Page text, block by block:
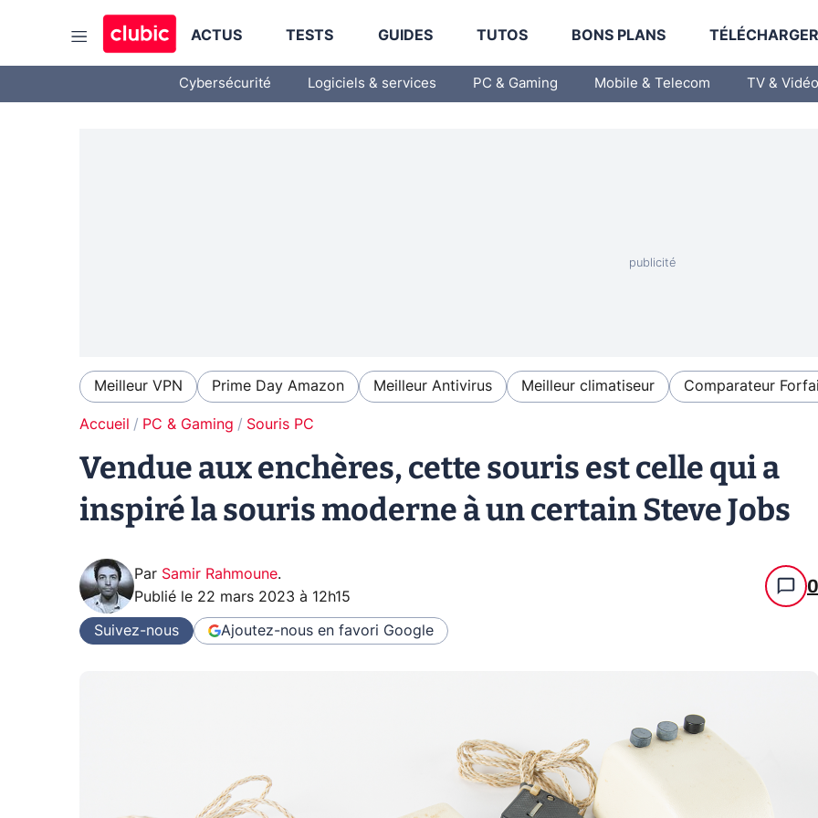
ACTUS TESTS GUIDES TUTOS BONS PLANS
Cybersécurité Logiciels & services PC & Gaming Mobile & Telecom TV & Vidéo
Meilleur VPN Prime Day Amazon Meilleur Antivirus Meilleur climatiseur Comparateur
Accueil PC & Gaming Souris PC
Vendue aux enchères, cette souris est celle qui a
inspiré la souris moderne à un certain Steve Jobs
Par Samir Rahmoune.
Publié le 22 mars 2023 à 12h15 0
Suivez-nous Ajoutez-nous en favori Google